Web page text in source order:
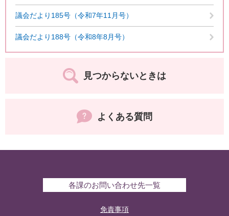
議会だより185号（令和7年11月号）
議会だより188号（令和8年8月号）
見つからないときは
よくある質問
各課のお問い合わせ先一覧
免責事項